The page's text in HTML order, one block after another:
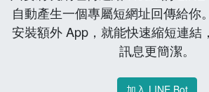
自動產生一個專屬短網址回傳給你
安裝額外 App，就能快速縮短連結
訊息更簡潔。
加入 LINE Bot